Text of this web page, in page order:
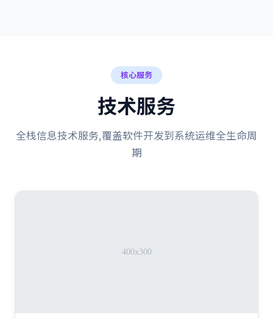
核心服务
技术服务
全栈信息技术服务,覆盖软件开发到系统运维全生命周
期